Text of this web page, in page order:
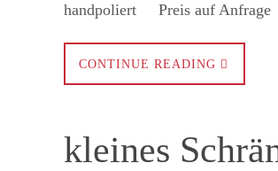
handpoliert Preis auf Anfrage ​
CONTINUE READING
kleines